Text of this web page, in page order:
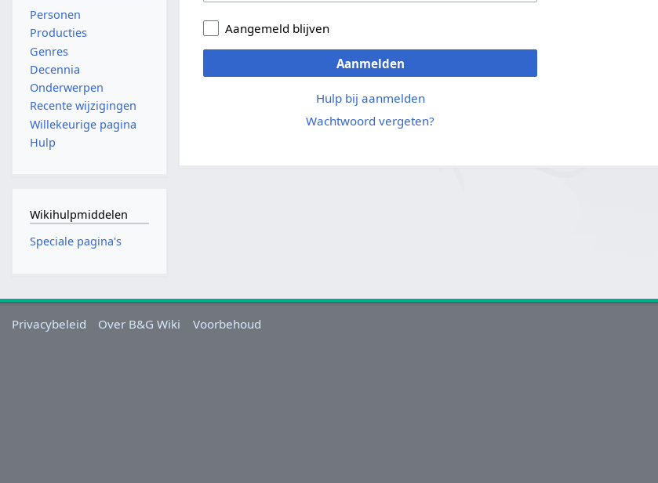
Aangemeld blijven
Aanmelden
Hulp bij aanmelden
Wachtwoord vergeten?
Personen
Producties
Genres
Decennia
Onderwerpen
Recente wijzigingen
Willekeurige pagina
Hulp
Wikihulpmiddelen
Speciale pagina's
Privacybeleid Over B&G Wiki Voorbehoud